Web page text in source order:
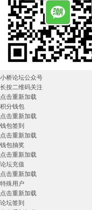
小桥论坛公众号
长按二维码关注
点击重新加载
积分钱包
点击重新加载
钱包签到
点击重新加载
钱包抽奖
点击重新加载
论坛充值
点击重新加载
特殊用户
点击重新加载
论坛签到